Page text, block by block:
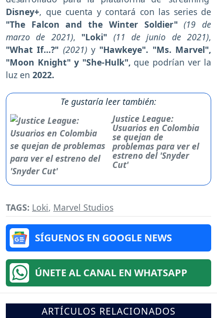
Disney+, que cuenta y contará con las series de
"The Falcon and the Winter Soldier"(19 de
marzo de 2021), "Loki" (11 de junio de 2021),
"What If...?" (2021)y "Hawkeye". "Ms. Marvel",
"Moon Knight" y "She-Hulk", que podrían ver la
luz en 2022.
Te gustaría leer también:
Justice League:
Usuarios en Colombia
se quejan de
problemas para ver el
estreno del 'Snyder
Cut'
TAGS: Loki, Marvel Studios
SÍGUENOS EN GOOGLE NEWS
ÚNETE AL CANAL EN WHATSAPP
ARTÍCULOS RELACIONADOS